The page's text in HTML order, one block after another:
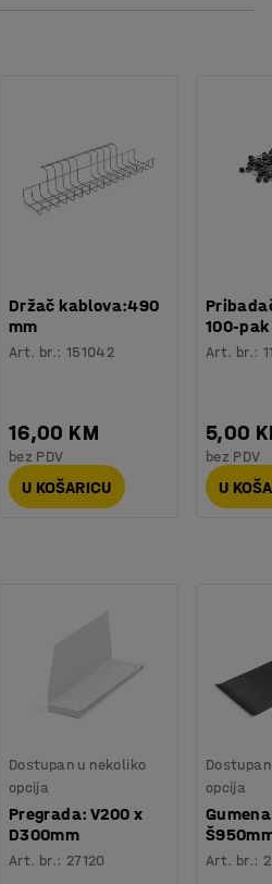
Držač kablova:490
mm
Art. br.: 151042
16,00 KM
bez PDV
U KOŠARICU
100-pak
Art. br.:
5,00
bez PDV
U
Dostupan u nekoliko
opcija
Pregrada: V200 x
D300mm
Art. br.: 27120
opcija
Art. br.: